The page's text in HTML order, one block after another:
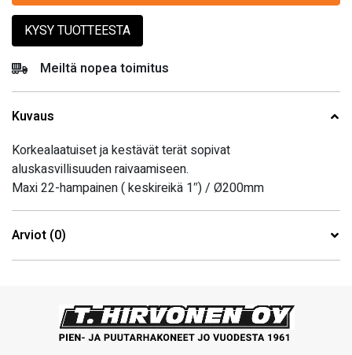
KYSY TUOTTEESTA
Meiltä nopea toimitus
Kuvaus
Korkealaatuiset ja kestävät terät sopivat
aluskasvillisuuden raivaamiseen.
Maxi 22-hampainen ( keskireikä 1″) / Ø200mm
Arviot (0)